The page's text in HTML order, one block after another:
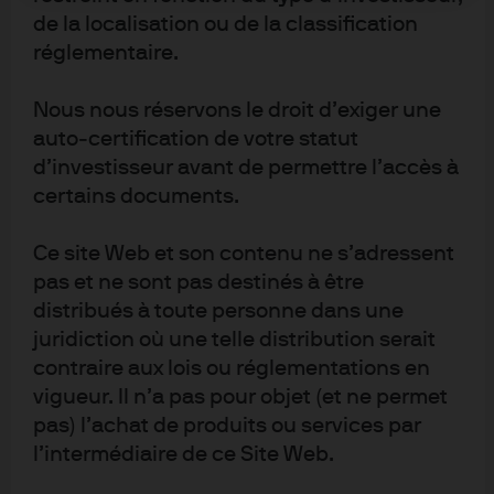
de la localisation ou de la classification
réglementaire.
Nous nous réservons le droit d’exiger une
auto‑certification de votre statut
d’investisseur avant de permettre l’accès à
certains documents.
Ce site Web et son contenu ne s’adressent
pas et ne sont pas destinés à être
distribués à toute personne dans une
juridiction où une telle distribution serait
contraire aux lois ou réglementations en
vigueur. Il n’a pas pour objet (et ne permet
pas) l’achat de produits ou services par
l’intermédiaire de ce Site Web.
Conditions générales
Confidentialité et sécurité
Informations sur les cookies
Accessibilité